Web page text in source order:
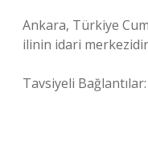
Ankara, Türkiye
ilinin idari
Tavsiyeli Bağlantılar: